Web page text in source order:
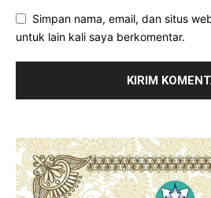
Simpan nama, email, dan situs
untuk lain kali saya berkomentar.